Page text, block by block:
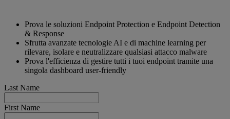
Prova le soluzioni Endpoint Protection e Endpoint Detection
& Response
Sfrutta avanzate tecnologie AI e di machine learning per
rilevare, isolare e neutralizzare qualsiasi attacco malware
Prova l'efficienza di gestire tutti i tuoi endpoint tramite una
singola dashboard user-friendly
Last Name
First Name